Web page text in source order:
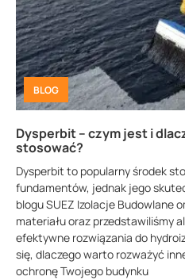
BLOG
Dysperbit – czym jest i
stosować?
Dysperbit to popularny środek
fundamentów, jednak jego
blogu SUEZ Izolacje Budowlane
materiału oraz przedstawiliśmy
efektywne rozwiązania do
się, dlaczego warto rozważyć
ochronę Twojego budynku